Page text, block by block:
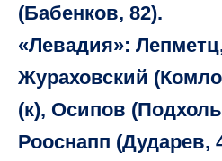
(Бабенков, 82).
«Левадия»:
Жураховский
(к), Осипов
Рооснапп (Дударев,